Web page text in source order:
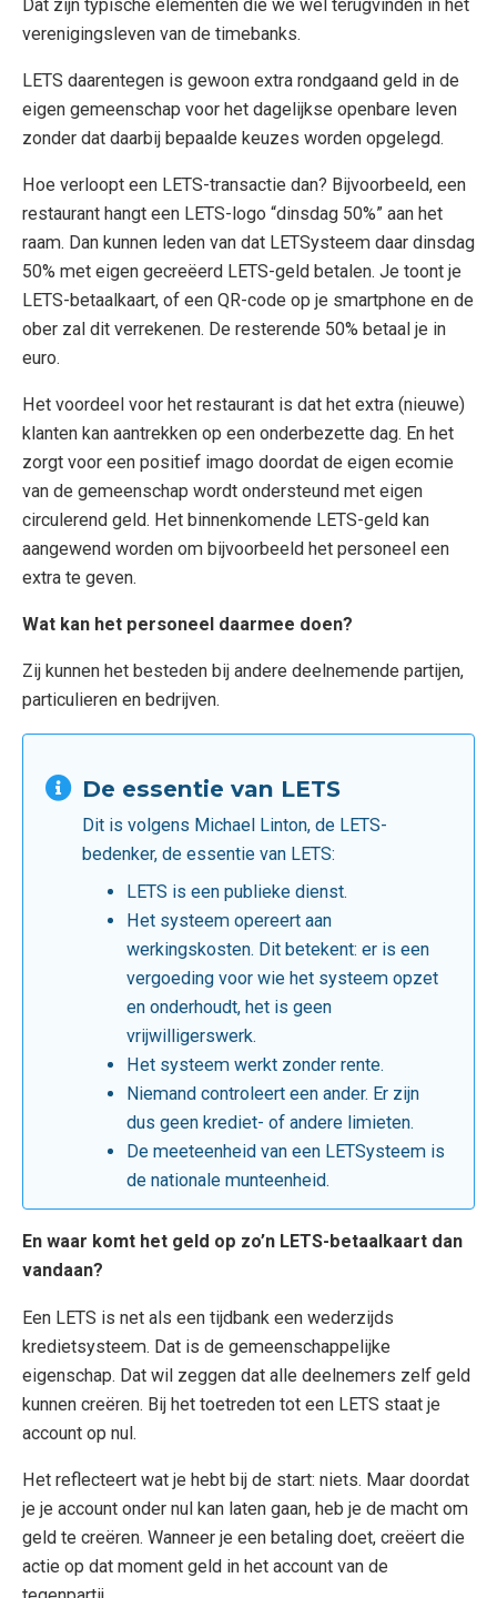
Dat zijn typische elementen die we wel terugvinden in het
verenigingsleven van de timebanks.
LETS daarentegen is gewoon extra rondgaand geld in de
eigen gemeenschap voor het dagelijkse openbare leven
zonder dat daarbij bepaalde keuzes worden opgelegd.
Hoe verloopt een LETS-transactie dan? Bijvoorbeeld, een
restaurant hangt een LETS-logo “dinsdag 50%” aan het
raam. Dan kunnen leden van dat LETSysteem daar dinsdag
50% met eigen gecreëerd LETS-geld betalen. Je toont je
LETS-betaalkaart, of een QR-code op je smartphone en de
ober zal dit verrekenen. De resterende 50% betaal je in
euro.
Het voordeel voor het restaurant is dat het extra (nieuwe)
klanten kan aantrekken op een onderbezette dag. En het
zorgt voor een positief imago doordat de eigen ecomie
van de gemeenschap wordt ondersteund met eigen
circulerend geld. Het binnenkomende LETS-geld kan
aangewend worden om bijvoorbeeld het personeel een
extra te geven.
Wat kan het personeel daarmee doen?
Zij kunnen het besteden bij andere deelnemende partijen,
particulieren en bedrijven.
De essentie van LETS
Dit is volgens Michael Linton, de LETS-
bedenker, de essentie van LETS:
LETS is een publieke dienst.
Het systeem opereert aan
werkingskosten. Dit betekent: er is een
vergoeding voor wie het systeem opzet
en onderhoudt, het is geen
vrijwilligerswerk.
Het systeem werkt zonder rente.
Niemand controleert een ander. Er zijn
dus geen krediet- of andere limieten.
De meeteenheid van een LETSysteem is
de nationale munteenheid.
En waar komt het geld op zo’n LETS-betaalkaart dan
vandaan?
Een LETS is net als een tijdbank een wederzijds
kredietsysteem. Dat is de gemeenschappelijke
eigenschap. Dat wil zeggen dat alle deelnemers zelf geld
kunnen creëren. Bij het toetreden tot een LETS staat je
account op nul.
Het reflecteert wat je hebt bij de start: niets. Maar doordat
je je account onder nul kan laten gaan, heb je de macht om
geld te creëren. Wanneer je een betaling doet, creëert die
actie op dat moment geld in het account van de